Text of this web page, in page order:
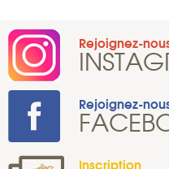
Rejoignez-
Rejoignez-
Inscription